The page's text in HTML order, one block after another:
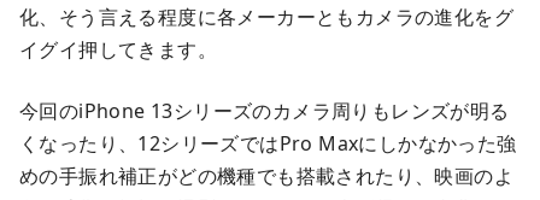
化、そう言える程度に各メーカーともカメラの進化をグ
イグイ押してきます。
今回のiPhone 13シリーズのカメラ周りもレンズが明る
くなったり、12シリーズではPro Maxにしかなかった強
めの手振れ補正がどの機種でも搭載されたり、映画のよ